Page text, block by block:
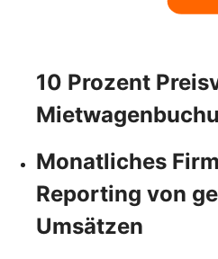
10 Prozent
Monatliches
Reporting von
Umsätzen